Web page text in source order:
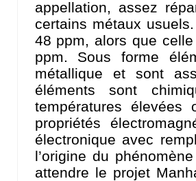
appellation, assez
certains métaux
48 ppm, alors que
ppm. Sous forme
métallique et sont
éléments sont
températures élevées
propriétés
électronique avec
l’origine du
attendre le projet